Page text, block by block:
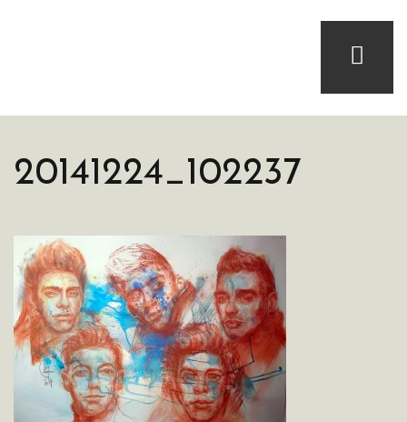
20141224_102237